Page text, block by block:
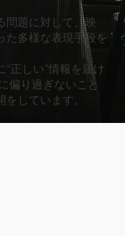
問題に対して、映
た多様な表現手段を
正しい”情報を届け
偏り過ぎないこと
しています。